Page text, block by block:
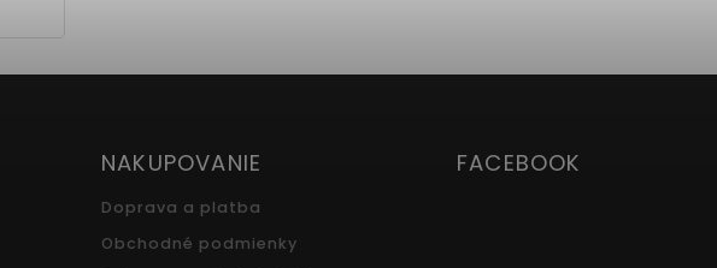
NAKUPOVANIE
Doprava a platba
Obchodné podmienky
FACEBOOK